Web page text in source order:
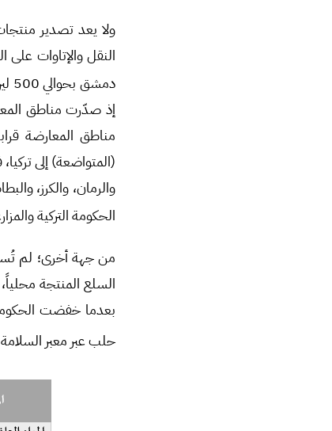
ولا يعد تصدير
دمشق بحوالي 500 ليرة للكيلو
مناطق المعارضة
(المتواضعة) إلى
والرمان، والكرز،
الحكومة التركية
من جهة أخرى؛ لم
السلع المنتجة
حلب عبر معبر